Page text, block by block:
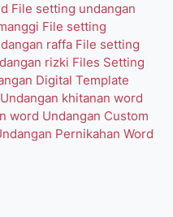
File setting undangan
File setting
raffa File setting
rizki Files Setting
Digital Template
khitanan word
word Undangan Custom
Pernikahan Word